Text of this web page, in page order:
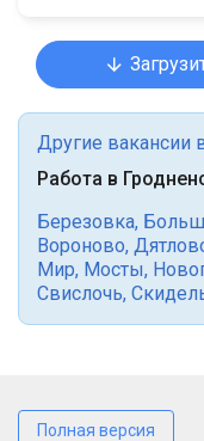
Другие вакансии
Работа в
Березовка,
Вороново,
Мир, Мосты,
Свислочь,
Полная версия